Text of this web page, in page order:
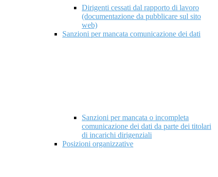
Dirigenti cessati dal rapporto di lavoro
(documentazione da pubblicare sul sito
web)
Sanzioni per mancata comunicazione dei dati
Sanzioni per mancata o incompleta
comunicazione dei dati da parte dei titolari
di incarichi dirigenziali
Posizioni organizzative